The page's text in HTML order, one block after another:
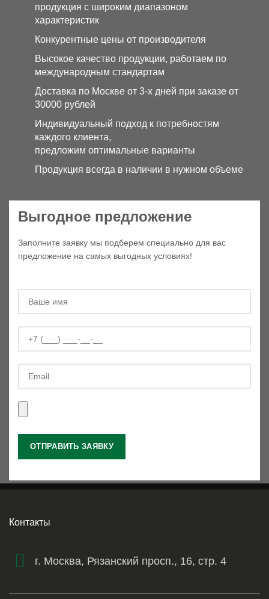
продукция с широким диапазоном
характеристик
Конкурентные цены от производителя
Высокое качество продукции, работаем по
международным стандартам
Доставка по Москве от 3-х дней при заказе от
30000 рублей
Индивидуальный подход к потребностям
каждого клиента,
предложим оптимальные варианты
Продукция всегда в наличии в нужном объеме
Выгодное предложение
Заполните заявку мы подберем специально для вас
предложение на самых выгодных условиях!
Контакты
г. Москва, Рязанский просп., 16, стр. 4